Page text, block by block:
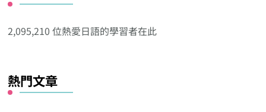
他
類
2,095,210 位熱愛日語的學習者在此
熱門文章